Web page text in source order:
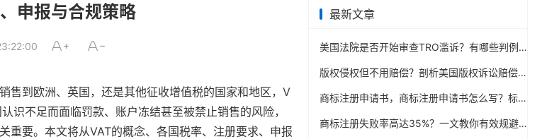
申报与合规策略
售到欧洲、英国，还是其他征收增值税的国家和地区，V
识不足而面临罚款、账户冻结甚至被禁止销售的风险，
重要。本文将从VAT的概念、各国税率、注册要求、申报
最新文章
美国法院是否开始审查TRO滥诉？有哪些判例？
版权侵权但不用赔偿？剖析美国版权诉讼赔偿机制
商标注册申请书，商标注册申请书怎么写？标准格式与范例
商标注册失败率高达35%？一文教你有效规避